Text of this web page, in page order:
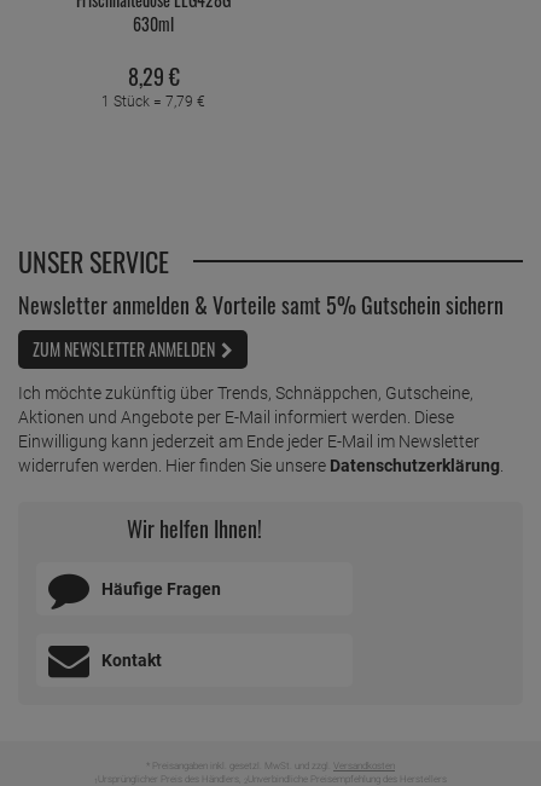
630ml
8,29€
1 Stück = 7, 79 €
UNSER SERVICE
Newsletter anmelden & Vorteile samt 5% Gutschein sichern
ZUM NEWSLETTER ANMELDEN
Ich möchte zukünftig über Trends, Schnäppchen, Gutscheine,
Aktionen und Angebote per E-Mail informiert werden. Diese
Einwilligung kann jederzeit am Ende jeder E-Mail im Newsletter
widerrufen werden. Hier finden Sie unsere Datenschutzerklärung
Wir helfen Ihnen!
Häufige Fragen
Kontakt
* Preisangaben inkl. gesetzl. MwSt. und zzgl. Versandkosten
Ursprünglicher Preis des Händlers, Unverbindliche Preisempfehlung des Herstellers